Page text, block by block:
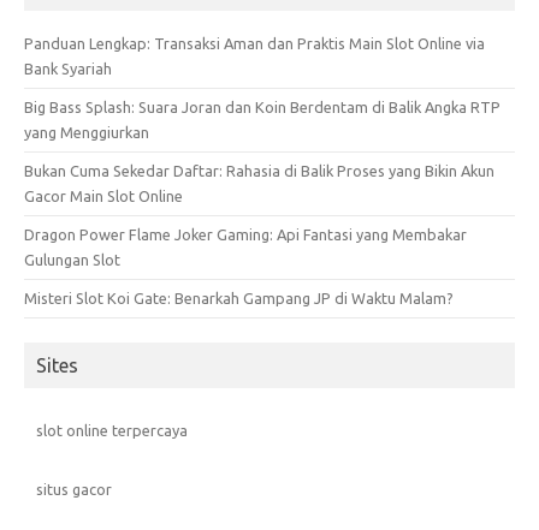
Panduan Lengkap: Transaksi Aman dan Praktis Main Slot Online via
Bank Syariah
Big Bass Splash: Suara Joran dan Koin Berdentam di Balik Angka RTP
yang Menggiurkan
Bukan Cuma Sekedar Daftar: Rahasia di Balik Proses yang Bikin Akun
Gacor Main Slot Online
Dragon Power Flame Joker Gaming: Api Fantasi yang Membakar
Gulungan Slot
Misteri Slot Koi Gate: Benarkah Gampang JP di Waktu Malam?
Sites
slot online terpercaya
situs gacor